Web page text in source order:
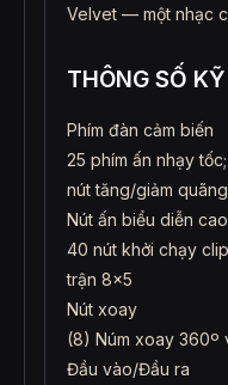
Velvet — một nhạc
THÔNG SỐ
Phím đàn cảm biến
25 phím ấn nhạy
nút tăng/giảm
Nút ấn biểu diễn
40 nút khởi chạy
trận 8×5
Nút xoay
(8) Núm xoay 360º
Đầu vào/Đầu ra